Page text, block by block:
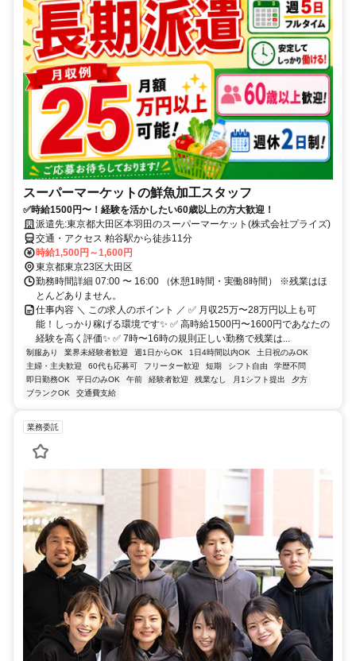
スーパーマーケットの鮮魚加工スタッフ
✅時給1500円〜！経験を活かしたい60歳以上の方大歓迎！
派遣先:東京都大田区本羽田のスーパーマーケット(株式会社プライズ)
交通・アクセス 粕谷駅から徒歩11分
時給1,500円～1,600円
東京都東京23区大田区
勤務時間詳細 07:00 〜 16:00 （休憩1時間・実働8時間） ※残業はほ
とんどありません。
仕事内容 ＼ この求人のポイント ／ ✅ 月収25万〜28万円以上も可
能！しっかり稼げる環境です✨ ✅ 高時給1500円〜1600円であなたの
経験を高く評価✨ ✅ 7時〜16時の規則正しい勤務で残業は...
制服あり 業界未経験者歓迎 週1日からOK 1日4時間以内OK
土日祝のみOK
主婦・主夫歓迎
60代も応募可 フリーター歓迎 短期 シフト自由
学歴不問
即日勤務OK
平日のみOK 午前 経験者歓迎 残業なし 月1シフト提出
夕方
ブランクOK
交通費支給
業務委託